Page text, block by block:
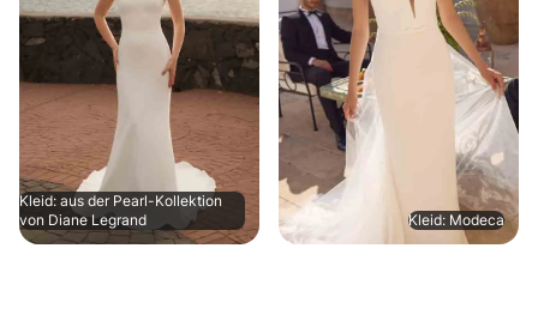
Kleid: aus der Pearl-Kollektion
von Diane Legrand
Kleid: Modeca